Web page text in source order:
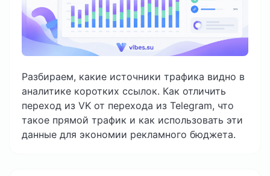
Разбираем, какие источники трафика видно в
аналитике коротких ссылок. Как отличить
переход из VK от перехода из Telegram, что
такое прямой трафик и как использовать эти
данные для экономии рекламного бюджета.